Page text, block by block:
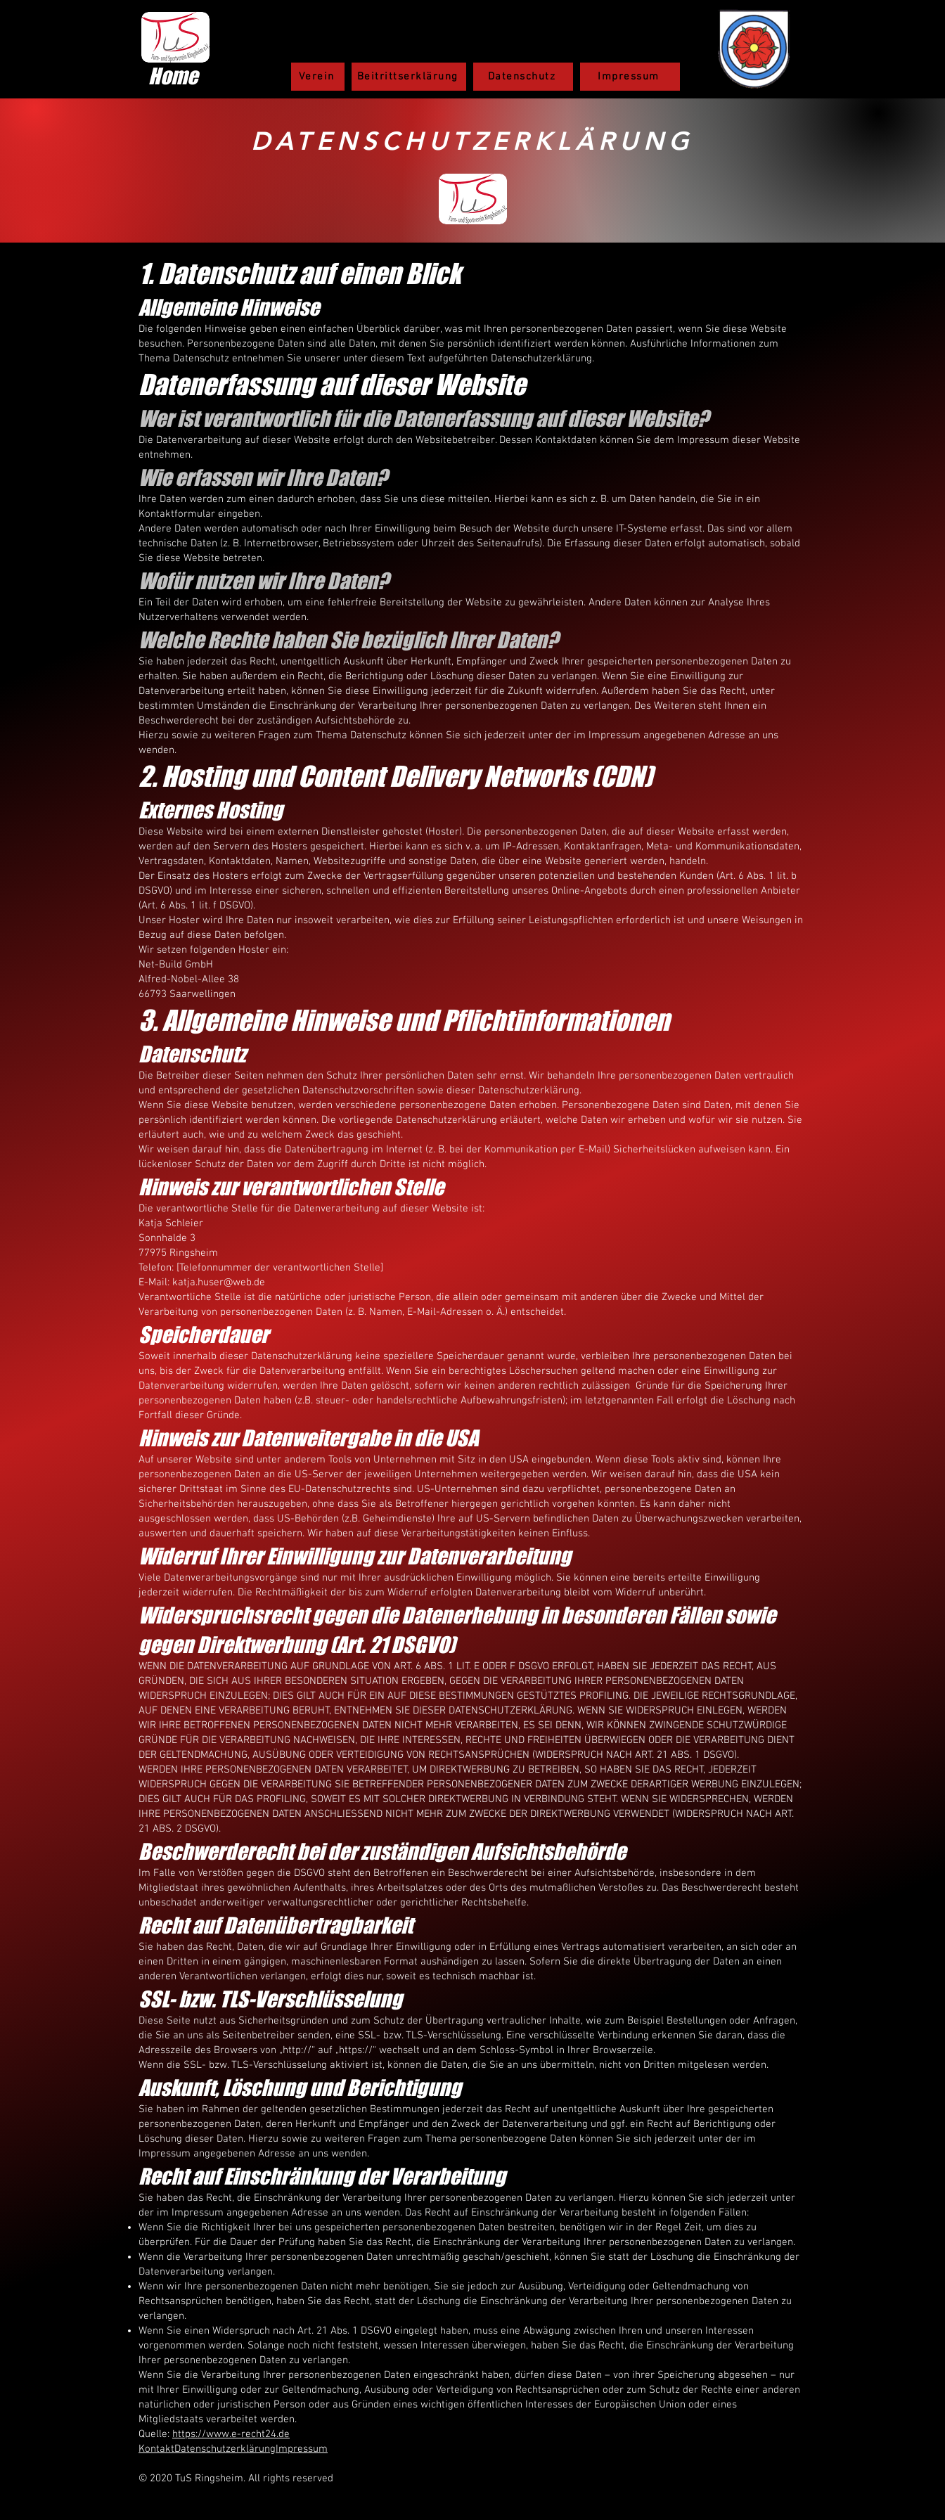
Home Verein Beitrittserklärung Datenschutz Impressum
DATENSCHUTZERKLÄRUNG
1. Datenschutz auf einen Blick
Allgemeine Hinweise
Die folgenden Hinweise geben einen einfachen Überblick darüber, was mit Ihren personenbezogenen Daten passiert, wenn Sie diese Website
besuchen. Personenbezogene Daten sind alle Daten, mit denen Sie persönlich identifiziert werden können. Ausführliche Informationen zum
Thema Datenschutz entnehmen Sie unserer unter diesem Text aufgeführten Datenschutzerklärung.
Datenerfassung auf dieser Website
Wer ist verantwortlich für die Datenerfassung auf dieser Website?
Die Datenverarbeitung auf dieser Website erfolgt durch den Websitebetreiber. Dessen Kontaktdaten können Sie dem Impressum dieser Website
entnehmen.
Wie erfassen wir Ihre Daten?
Ihre Daten werden zum einen dadurch erhoben, dass Sie uns diese mitteilen. Hierbei kann es sich z. B. um Daten handeln, die Sie in ein
Kontaktformular eingeben.
Andere Daten werden automatisch oder nach Ihrer Einwilligung beim Besuch der Website durch unsere IT-Systeme erfasst. Das sind vor allem
technische Daten (z. B. Internetbrowser, Betriebssystem oder Uhrzeit des Seitenaufrufs). Die Erfassung dieser Daten erfolgt automatisch, sobald
Sie diese Website betreten.
Wofür nutzen wir Ihre Daten?
Ein Teil der Daten wird erhoben, um eine fehlerfreie Bereitstellung der Website zu gewährleisten. Andere Daten können zur Analyse Ihres
Nutzerverhaltens verwendet werden.
Welche Rechte haben Sie bezüglich Ihrer Daten?
Sie haben jederzeit das Recht, unentgeltlich Auskunft über Herkunft, Empfänger und Zweck Ihrer gespeicherten personenbezogenen Daten zu
erhalten. Sie haben außerdem ein Recht, die Berichtigung oder Löschung dieser Daten zu verlangen. Wenn Sie eine Einwilligung zur
Datenverarbeitung erteilt haben, können Sie diese Einwilligung jederzeit für die Zukunft widerrufen. Außerdem haben Sie das Recht, unter
bestimmten Umständen die Einschränkung der Verarbeitung Ihrer personenbezogenen Daten zu verlangen. Des Weiteren steht Ihnen ein
Beschwerderecht bei der zuständigen Aufsichtsbehörde zu.
Hierzu sowie zu weiteren Fragen zum Thema Datenschutz können Sie sich jederzeit unter der im Impressum angegebenen Adresse an uns
wenden.
2. Hosting und Content Delivery Networks (CDN)
Externes Hosting
Diese Website wird bei einem externen Dienstleister gehostet (Hoster). Die personenbezogenen Daten, die auf dieser Website erfasst werden,
werden auf den Servern des Hosters gespeichert. Hierbei kann es sich v. a. um IP-Adressen, Kontaktanfragen, Meta- und Kommunikationsdaten,
Vertragsdaten, Kontaktdaten, Namen, Websitezugriffe und sonstige Daten, die über eine Website generiert werden, handeln.
Der Einsatz des Hosters erfolgt zum Zwecke der Vertragserfüllung gegenüber unseren potenziellen und bestehenden Kunden (Art. 6 Abs. 1 lit. b
DSGVO) und im Interesse einer sicheren, schnellen und effizienten Bereitstellung unseres Online-Angebots durch einen professionellen Anbieter
(Art. 6 Abs. 1 lit. f DSGVO).
Unser Hoster wird Ihre Daten nur insoweit verarbeiten, wie dies zur Erfüllung seiner Leistungspflichten erforderlich ist und unsere Weisungen in
Bezug auf diese Daten befolgen.
Wir setzen folgenden Hoster ein:
Net-Build GmbH
Alfred-Nobel-Allee 38
66793 Saarwellingen
3. Allgemeine Hinweise und Pflicht­informationen
Datenschutz
Die Betreiber dieser Seiten nehmen den Schutz Ihrer persönlichen Daten sehr ernst. Wir behandeln Ihre personenbezogenen Daten vertraulich
und entsprechend der gesetzlichen Datenschutzvorschriften sowie dieser Datenschutzerklärung.
Wenn Sie diese Website benutzen, werden verschiedene personenbezogene Daten erhoben. Personenbezogene Daten sind Daten, mit denen Sie
persönlich identifiziert werden können. Die vorliegende Datenschutzerklärung erläutert, welche Daten wir erheben und wofür wir sie nutzen. Sie
erläutert auch, wie und zu welchem Zweck das geschieht.
Wir weisen darauf hin, dass die Datenübertragung im Internet (z. B. bei der Kommunikation per E-Mail) Sicherheitslücken aufweisen kann. Ein
lückenloser Schutz der Daten vor dem Zugriff durch Dritte ist nicht möglich.
Hinweis zur verantwortlichen Stelle
Die verantwortliche Stelle für die Datenverarbeitung auf dieser Website ist:
Katja Schleier
Sonnhalde 3
77975 Ringsheim
Telefon: [Telefonnummer der verantwortlichen Stelle]
E-Mail: katja.huser@web.de
Verantwortliche Stelle ist die natürliche oder juristische Person, die allein oder gemeinsam mit anderen über die Zwecke und Mittel der
Verarbeitung von personenbezogenen Daten (z. B. Namen, E-Mail-Adressen o. Ä.) entscheidet.
Speicherdauer
Soweit innerhalb dieser Datenschutzerklärung keine speziellere Speicherdauer genannt wurde, verbleiben Ihre personenbezogenen Daten bei
uns, bis der Zweck für die Datenverarbeitung entfällt. Wenn Sie ein berechtigtes Löschersuchen geltend machen oder eine Einwilligung zur
Datenverarbeitung widerrufen, werden Ihre Daten gelöscht, sofern wir keinen anderen rechtlich zulässigen Gründe für die Speicherung Ihrer
personenbezogenen Daten haben (z.B. steuer- oder handelsrechtliche Aufbewahrungsfristen); im letztgenannten Fall erfolgt die Löschung nach
Fortfall dieser Gründe.
Hinweis zur Datenweitergabe in die USA
Auf unserer Website sind unter anderem Tools von Unternehmen mit Sitz in den USA eingebunden. Wenn diese Tools aktiv sind, können Ihre
personenbezogenen Daten an die US-Server der jeweiligen Unternehmen weitergegeben werden. Wir weisen darauf hin, dass die USA kein
sicherer Drittstaat im Sinne des EU-Datenschutzrechts sind. US-Unternehmen sind dazu verpflichtet, personenbezogene Daten an
Sicherheitsbehörden herauszugeben, ohne dass Sie als Betroffener hiergegen gerichtlich vorgehen könnten. Es kann daher nicht
ausgeschlossen werden, dass US-Behörden (z.B. Geheimdienste) Ihre auf US-Servern befindlichen Daten zu Überwachungszwecken verarbeiten,
auswerten und dauerhaft speichern. Wir haben auf diese Verarbeitungstätigkeiten keinen Einfluss.
Widerruf Ihrer Einwilligung zur Datenverarbeitung
Viele Datenverarbeitungsvorgänge sind nur mit Ihrer ausdrücklichen Einwilligung möglich. Sie können eine bereits erteilte Einwilligung
jederzeit widerrufen. Die Rechtmäßigkeit der bis zum Widerruf erfolgten Datenverarbeitung bleibt vom Widerruf unberührt.
Widerspruchsrecht gegen die Datenerhebung in besonderen Fällen sowie
gegen Direktwerbung (Art. 21 DSGVO)
WENN DIE DATENVERARBEITUNG AUF GRUNDLAGE VON ART. 6 ABS. 1 LIT. E ODER F DSGVO ERFOLGT, HABEN SIE JEDERZEIT DAS RECHT, AUS
GRÜNDEN, DIE SICH AUS IHRER BESONDEREN SITUATION ERGEBEN, GEGEN DIE VERARBEITUNG IHRER PERSONENBEZOGENEN DATEN
WIDERSPRUCH EINZULEGEN; DIES GILT AUCH FÜR EIN AUF DIESE BESTIMMUNGEN GESTÜTZTES PROFILING. DIE JEWEILIGE RECHTSGRUNDLAGE,
AUF DENEN EINE VERARBEITUNG BERUHT, ENTNEHMEN SIE DIESER DATENSCHUTZERKLÄRUNG. WENN SIE WIDERSPRUCH EINLEGEN, WERDEN
WIR IHRE BETROFFENEN PERSONENBEZOGENEN DATEN NICHT MEHR VERARBEITEN, ES SEI DENN, WIR KÖNNEN ZWINGENDE SCHUTZWÜRDIGE
GRÜNDE FÜR DIE VERARBEITUNG NACHWEISEN, DIE IHRE INTERESSEN, RECHTE UND FREIHEITEN ÜBERWIEGEN ODER DIE VERARBEITUNG DIENT
DER GELTENDMACHUNG, AUSÜBUNG ODER VERTEIDIGUNG VON RECHTSANSPRÜCHEN (WIDERSPRUCH NACH ART. 21 ABS. 1 DSGVO).
WERDEN IHRE PERSONENBEZOGENEN DATEN VERARBEITET, UM DIREKTWERBUNG ZU BETREIBEN, SO HABEN SIE DAS RECHT, JEDERZEIT
WIDERSPRUCH GEGEN DIE VERARBEITUNG SIE BETREFFENDER PERSONENBEZOGENER DATEN ZUM ZWECKE DERARTIGER WERBUNG EINZULEGEN;
DIES GILT AUCH FÜR DAS PROFILING, SOWEIT ES MIT SOLCHER DIREKTWERBUNG IN VERBINDUNG STEHT. WENN SIE WIDERSPRECHEN, WERDEN
IHRE PERSONENBEZOGENEN DATEN ANSCHLIESSEND NICHT MEHR ZUM ZWECKE DER DIREKTWERBUNG VERWENDET (WIDERSPRUCH NACH ART.
21 ABS. 2 DSGVO).
Beschwerde­recht bei der zuständigen Aufsichts­behörde
Im Falle von Verstößen gegen die DSGVO steht den Betroffenen ein Beschwerderecht bei einer Aufsichtsbehörde, insbesondere in dem
Mitgliedstaat ihres gewöhnlichen Aufenthalts, ihres Arbeitsplatzes oder des Orts des mutmaßlichen Verstoßes zu. Das Beschwerderecht besteht
unbeschadet anderweitiger verwaltungsrechtlicher oder gerichtlicher Rechtsbehelfe.
Recht auf Daten­übertrag­barkeit
Sie haben das Recht, Daten, die wir auf Grundlage Ihrer Einwilligung oder in Erfüllung eines Vertrags automatisiert verarbeiten, an sich oder an
einen Dritten in einem gängigen, maschinenlesbaren Format aushändigen zu lassen. Sofern Sie die direkte Übertragung der Daten an einen
anderen Verantwortlichen verlangen, erfolgt dies nur, soweit es technisch machbar ist.
SSL- bzw. TLS-Verschlüsselung
Diese Seite nutzt aus Sicherheitsgründen und zum Schutz der Übertragung vertraulicher Inhalte, wie zum Beispiel Bestellungen oder Anfragen,
die Sie an uns als Seitenbetreiber senden, eine SSL- bzw. TLS-Verschlüsselung. Eine verschlüsselte Verbindung erkennen Sie daran, dass die
Adresszeile des Browsers von „http://“ auf „https://“ wechselt und an dem Schloss-Symbol in Ihrer Browserzeile.
Wenn die SSL- bzw. TLS-Verschlüsselung aktiviert ist, können die Daten, die Sie an uns übermitteln, nicht von Dritten mitgelesen werden.
Auskunft, Löschung und Berichtigung
Sie haben im Rahmen der geltenden gesetzlichen Bestimmungen jederzeit das Recht auf unentgeltliche Auskunft über Ihre gespeicherten
personenbezogenen Daten, deren Herkunft und Empfänger und den Zweck der Datenverarbeitung und ggf. ein Recht auf Berichtigung oder
Löschung dieser Daten. Hierzu sowie zu weiteren Fragen zum Thema personenbezogene Daten können Sie sich jederzeit unter der im
Impressum angegebenen Adresse an uns wenden.
Recht auf Einschränkung der Verarbeitung
Sie haben das Recht, die Einschränkung der Verarbeitung Ihrer personenbezogenen Daten zu verlangen. Hierzu können Sie sich jederzeit unter
der im Impressum angegebenen Adresse an uns wenden. Das Recht auf Einschränkung der Verarbeitung besteht in folgenden Fällen:
Wenn Sie die Richtigkeit Ihrer bei uns gespeicherten personenbezogenen Daten bestreiten, benötigen wir in der Regel Zeit, um dies zu
überprüfen. Für die Dauer der Prüfung haben Sie das Recht, die Einschränkung der Verarbeitung Ihrer personenbezogenen Daten zu verlangen.
Wenn die Verarbeitung Ihrer personenbezogenen Daten unrechtmäßig geschah/geschieht, können Sie statt der Löschung die Einschränkung der
Datenverarbeitung verlangen.
Wenn wir Ihre personenbezogenen Daten nicht mehr benötigen, Sie sie jedoch zur Ausübung, Verteidigung oder Geltendmachung von
Rechtsansprüchen benötigen, haben Sie das Recht, statt der Löschung die Einschränkung der Verarbeitung Ihrer personenbezogenen Daten zu
verlangen.
Wenn Sie einen Widerspruch nach Art. 21 Abs. 1 DSGVO eingelegt haben, muss eine Abwägung zwischen Ihren und unseren Interessen
vorgenommen werden. Solange noch nicht feststeht, wessen Interessen überwiegen, haben Sie das Recht, die Einschränkung der Verarbeitung
Ihrer personenbezogenen Daten zu verlangen.
Wenn Sie die Verarbeitung Ihrer personenbezogenen Daten eingeschränkt haben, dürfen diese Daten – von ihrer Speicherung abgesehen – nur
mit Ihrer Einwilligung oder zur Geltendmachung, Ausübung oder Verteidigung von Rechtsansprüchen oder zum Schutz der Rechte einer anderen
natürlichen oder juristischen Person oder aus Gründen eines wichtigen öffentlichen Interesses der Europäischen Union oder eines
Mitgliedstaats verarbeitet werden.
Quelle: https://www.e-recht24.de
KontaktDatenschutzerklärungImpressum
© 2020 TuS Ringsheim. All rights reserved